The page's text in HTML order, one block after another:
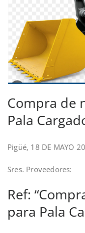
Compra de
Pala
Pigüé, 18 DE MAYO
Sres. Proveedores:
Ref:
para Pala